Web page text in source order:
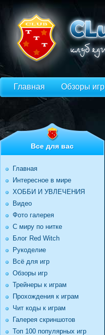
Главная Обзоры игр
Все для вас
Главная
Интересное в мире
ХОББИ И УВЛЕЧЕНИЯ
Видео
Фото галерея
С миру по нитке
Блог Red Witch
Рукоделие
Всё для игр
Обзоры игр
Трейнеры к играм
Прохождения к играм
Чит коды к играм
Галерея скриншотов
Топ 100 популярных игр